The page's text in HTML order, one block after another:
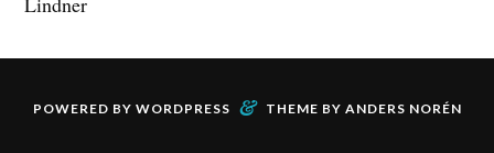
POWERED BY WORDPRESS & THEME BY ANDERS NORÉN